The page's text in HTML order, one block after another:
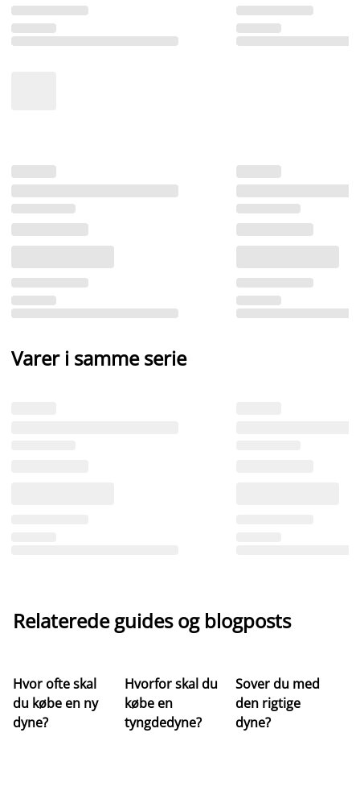
Varer i samme serie
Relaterede guides og blogposts
Hvor ofte skal
du købe en ny
dyne?
Hvorfor skal du
købe en
tyngdedyne?
Sover du med
den rigtige
dyne?